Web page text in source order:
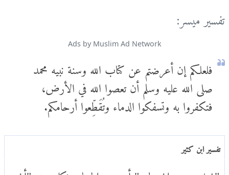
تفسير ميسر:
Ads by Muslim Ad Network
فلعلكم إن أعرضتم عن كتاب الله وسنة نبيه محمد
صلى الله عليه وسلم أن تعصوا الله في الأرض،
فتكفروا به وتسفكوا الدماء وتُقَطِّعوا أرحامكم.
تفسير ابن كثير